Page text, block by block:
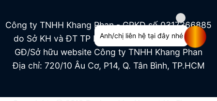
Công ty TNHH Khang Phan - GPKD số 0317366885
do Sở KH và ĐT TP HCM cấp ngày 04/07/2022
GĐ/Sở hữu website Công ty TNHH Khang Phan
Địa chỉ: 720/10 Âu Cơ, P14, Q. Tân Bình, TP.HCM
Anh/chị liên hệ tại đây nhé